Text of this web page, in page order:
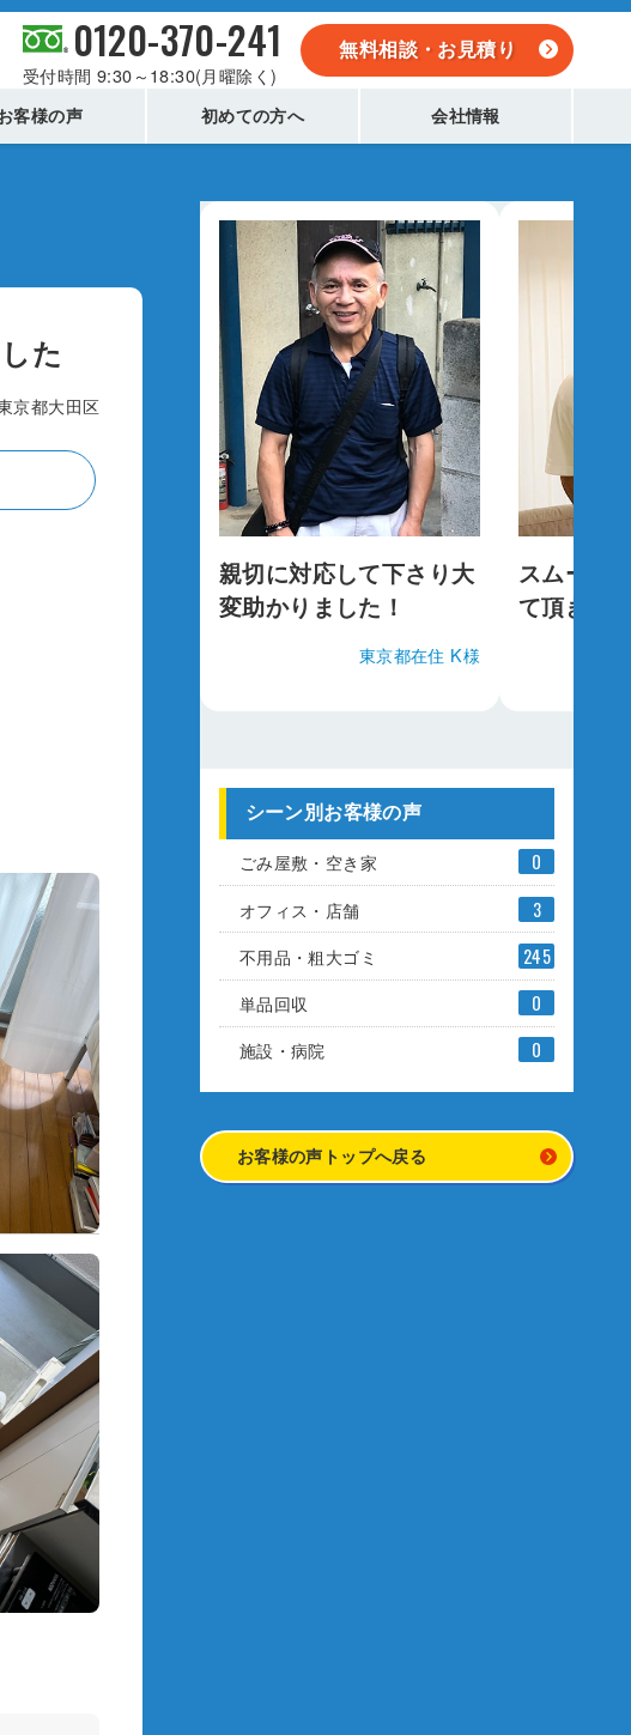
0120-370-241
受付時間 9:30～18:30(月曜除く)
無料相談・お見積り
客様の声 初めての方へ 会社情報
た
京都大田区
スムーズに運び出しをし
また何かあればお願いし
たいと思いました！
西東京市在住 A様
シーン別お客様の声
ごみ屋敷・空き家
0
オフィス・店舗
3
不用品・粗大ゴミ
245
単品回収
0
施設・病院
0
お客様の声トップへ戻る